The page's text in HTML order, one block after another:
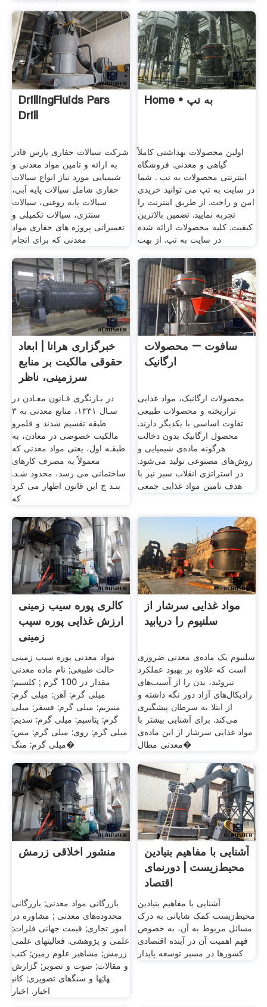
DrillingFluids Pars
Drill
شرکت سیالات حفاری پارس قادر
به ارائه و تامین مواد معدنی و
شیمیایی مورد نیاز انواع سیالات
حفاری شامل سیالات پایه آبی،
سیالات پایه روغنی، سیالات
سنتزی، سیالات تکمیلی و
تعمیراتی پروژه های حفاری مواد
معدنی که برای انجام
Home • به تپ
اولین محصولات بهداشتی کاملاً
گیاهی و معدنی. فروشگاه
اینترنتی محصولات به تپ . شما
در سایت به تپ می توانید خریدی
امن و راحت. از طریق اینترنت را
تجربه نمایید. تضمین بالاترین
کیفیت. کلیه محصولات ارائه شده
در سایت به تپ. از بهت
خبرگزاری هرانا | ابعاد
حقوقی مالکیت بر منابع
سرزمینی، ناظر
در بـازنگری قـانون معـادن در
سـال ۱۳۳۱، منابع معدنی به ۳
طبقه تقسیم شدند و قلمرو
مالکیت خصوصی در معادن، به
طبقـه اول، یعنی مواد معدنی که
معمولاً به مصرف کارهای
ساختمانی می رسد، محدود شـد.
بنـد ج این قانون اظهار می کرد
که
سافوت – محصولات
ارگانیک
محصولات ارگانیک، مواد غذایی
تراریخته و محصولات طبیعی
تفاوت اساسی با یکدیگر دارند.
محصول ارگانیک بدون دخالت
هرگونه ماده‌ی شیمیایی و
روش‌های مصنوعی تولید می‌شود.
در استراتژی انقلاب سبز نیز با
هدف تامین مواد غذایی جمعی
کالری پوره سیب زمینی
ارزش غذایی پوره سیب
زمینی
مواد معدنی پوره سیب زمینی
حالت طبیعی; نام ماده معدنی
مقدار در 100 گرم ; کلسیم:
میلی گرم: آهن: میلی گرم:
منیزیم: میلی گرم: فسفر: میلی
گرم: پتاسیم: میلی گرم: سدیم:
میلی گرم: روی: میلی گرم: مس:
میلی گرم: منگ�
مواد غذایی سرشار از
سلنیوم را دریابید
سلنیوم یک ماده‌ی معدنی ضروری
است که علاوه بر بهبود عملکرد
تیروئید، بدن را از آسیب‌های
رادیکال‌های آزاد دور نگه داشته و
از ابتلا به سرطان پیشگیری
می‌کند. برای آشنایی بیشتر با
مواد غذایی سرشار از این ماده‌ی
معدنی مطال�
منشور اخلاقی زرمش
بازرگانی مواد معدنی; بازرگانی
محدوده‌های معدنی ; مشاوره در
امور تجاری; قیمت جهانی فلزات;
علمی و پژوهشی. فعالیتهای علمی
زرمش; مشاهیر علوم زمین; کتب
و مقالات; صوت و تصویر; گزارش
های تصویری; کانی‎ها و سنگ‎ها;
اخبار. اخبار
آشنایی با مفاهیم بنیادین
محیط‌زیست | دورنمای
اقتصاد
آشنایی با مفاهیم بنیادین
محیط‌زیست کمک شایانی به درک
مسائل مربوط به آن، به خصوص
فهم اهمیت آن در آینده اقتصادی
کشورها در مسیر توسعه پایدار